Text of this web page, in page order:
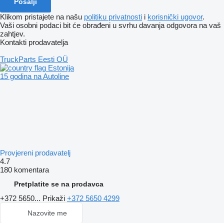
Klikom pristajete na našu politiku privatnosti i korisnički ugovor.
Vaši osobni podaci bit će obrađeni u svrhu davanja odgovora na vaš
zahtjev.
Kontakti prodavatelja
TruckParts Eesti OÜ
Estonija
15 godina na Autoline
Provjereni prodavatelj
4.7
180 komentara
Pretplatite se na prodavca
+372 5650... Prikaži +372 5650 4299
Nazovite me